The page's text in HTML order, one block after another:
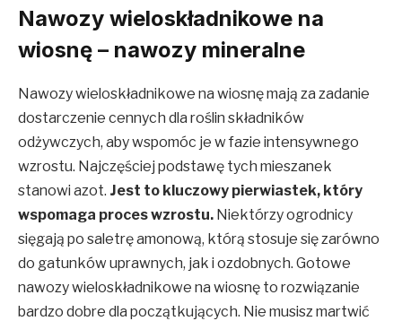
Nawozy wieloskładnikowe na
wiosnę – nawozy mineralne
Nawozy wieloskładnikowe na wiosnę mają za zadanie
dostarczenie cennych dla roślin składników
odżywczych, aby wspomóc je w fazie intensywnego
wzrostu. Najczęściej podstawę tych mieszanek
stanowi azot. Jest to kluczowy pierwiastek, który
wspomaga proces wzrostu. Niektórzy ogrodnicy
sięgają po saletrę amonową, którą stosuje się zarówno
do gatunków uprawnych, jak i ozdobnych. Gotowe
nawozy wieloskładnikowe na wiosnę to rozwiązanie
bardzo dobre dla początkujących. Nie musisz martwić